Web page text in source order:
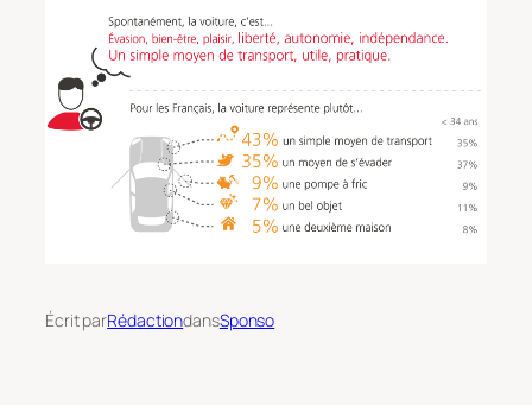
Écrit parRédactiondansSponso